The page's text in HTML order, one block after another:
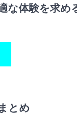
な体験を求め
とめ